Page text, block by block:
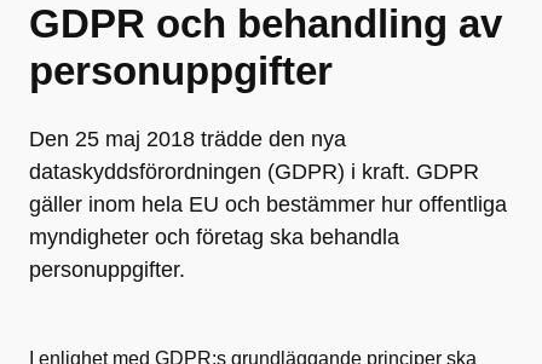
GDPR och behandling av
personuppgifter
Den 25 maj 2018 trädde den nya
dataskyddsförordningen (GDPR) i kraft. GDPR
gäller inom hela EU och bestämmer hur offentliga
myndigheter och företag ska behandla
personuppgifter.
I enlighet med GDPR:s grundläggande principer ska